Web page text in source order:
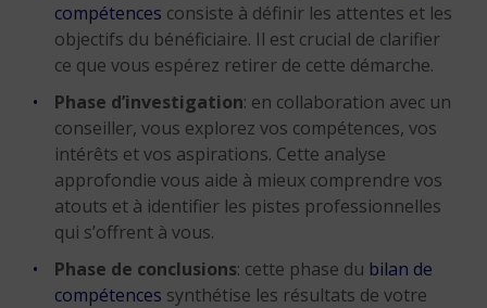
compétences consiste à définir les attentes et les
objectifs du bénéficiaire. Il est crucial de clarifier
ce que vous espérez retirer de cette démarche.
Phase d’investigation: en collaboration avec un
conseiller, vous explorez vos compétences, vos
intérêts et vos aspirations. Cette analyse
approfondie vous aide à mieux comprendre vos
atouts et à identifier les pistes professionnelles
qui s’offrent à vous.
Phase de conclusions: cette phase du bilan de
compétences synthétise les résultats de votre